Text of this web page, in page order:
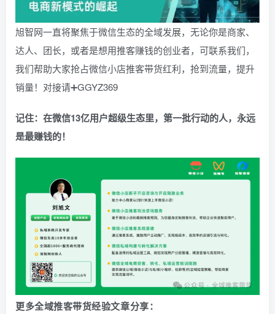
旭智网一直将聚焦于微信生态的全域发展，无论你是商家、
达人、团长，或者是想用推客赚钱的创业者，可联系我们，
我们帮助大家抢占微信小店推客带货红利，抢到流量，提升
销量！对接请➕GGYZ369
记住：在微信13亿用户超级生态里，第一批行动的人，永远
是最赚钱的！
更多全域推客带货经验文章分享：